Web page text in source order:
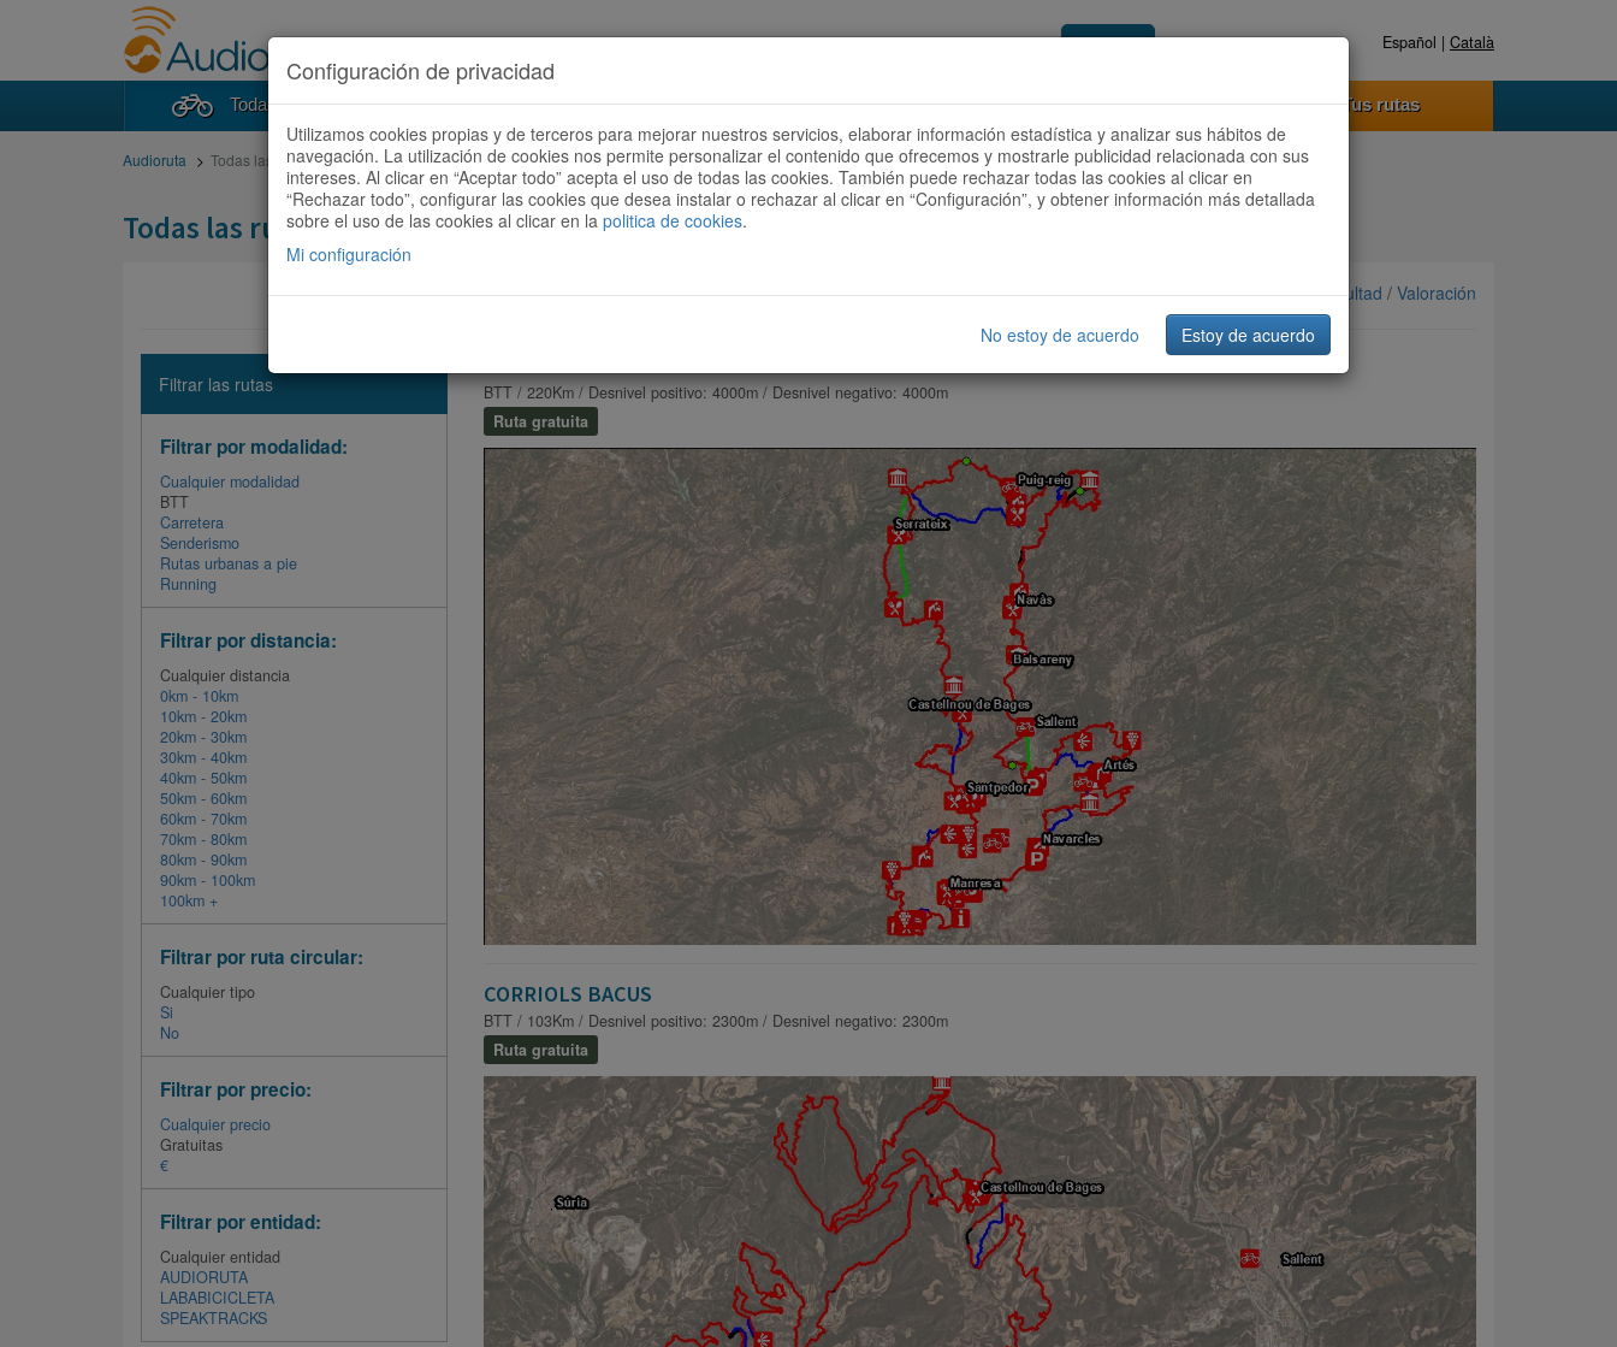
Acceder Registrate ahora Español | Català
Todas las rutas Buscador de rutas Quieres ser colaborador? Cómo funciona Tus rutas
Audioruta Todas las rutas
Todas las rutas
Ordenar por: Más recientes /Dificultad / Valoración
Filtrar las rutas
Filtrar por modalidad:
Cualquier modalidad
BTT
Carretera
Senderismo
Rutas urbanas a pie
Running
Filtrar por distancia:
Cualquier distancia
0km - 10km
10km - 20km
20km - 30km
30km - 40km
40km - 50km
50km - 60km
60km - 70km
70km - 80km
80km - 90km
90km - 100km
100km +
Filtrar por ruta circular:
Cualquier tipo
Si
No
Filtrar por precio:
Cualquier precio
Gratuitas
€
Filtrar por entidad:
Cualquier entidad
AUDIORUTA
LABABICICLETA
SPEAKTRACKS
BTT / 220Km / Desnivel positivo: 4000m / Desnivel negativo: 4000m
Ruta gratuita
CORRIOLS BACUS
BTT / 103Km / Desnivel positivo: 2300m / Desnivel negativo: 2300m
Ruta gratuita
Configuración de privacidad
Utilizamos cookies propias y de terceros para mejorar nuestros servicios, elaborar información estadística y analizar sus hábitos de
navegación. La utilización de cookies nos permite personalizar el contenido que ofrecemos y mostrarle publicidad relacionada con sus
intereses. Al clicar en “Aceptar todo” acepta el uso de todas las cookies. También puede rechazar todas las cookies al clicar en
“Rechazar todo”, configurar las cookies que desea instalar o rechazar al clicar en “Configuración”, y obtener información más detallada
sobre el uso de las cookies al clicar en la politica de cookies.
Mi configuración
No estoy de acuerdo Estoy de acuerdo